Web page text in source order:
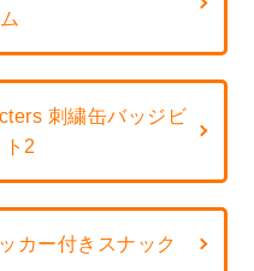
刺繍缶バッジビ
ト2
カー付きスナック